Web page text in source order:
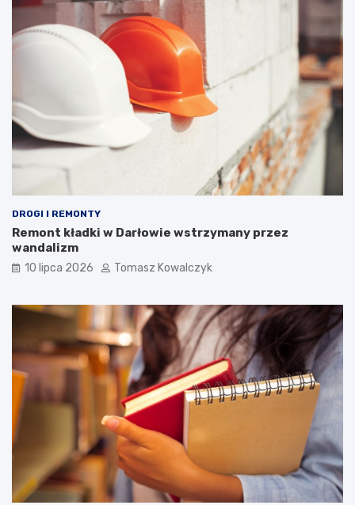
DROGI I REMONTY
Remont kładki w Darłowie wstrzymany przez
wandalizm
10 lipca 2026 Tomasz Kowalczyk